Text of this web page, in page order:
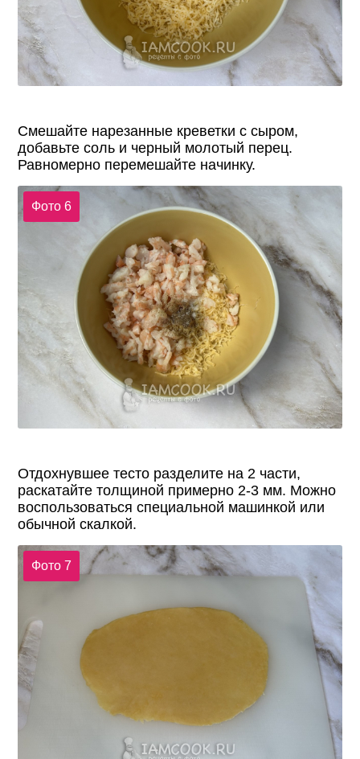
Смешайте нарезанные креветки с сыром,
добавьте соль и черный молотый перец.
Равномерно перемешайте начинку.
Фото 6
Отдохнувшее тесто разделите на 2 части,
раскатайте толщиной примерно 2-3 мм. Можно
воспользоваться специальной машинкой или
обычной скалкой.
Фото 7